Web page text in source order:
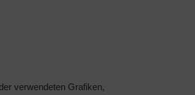
verwendeten Grafiken,